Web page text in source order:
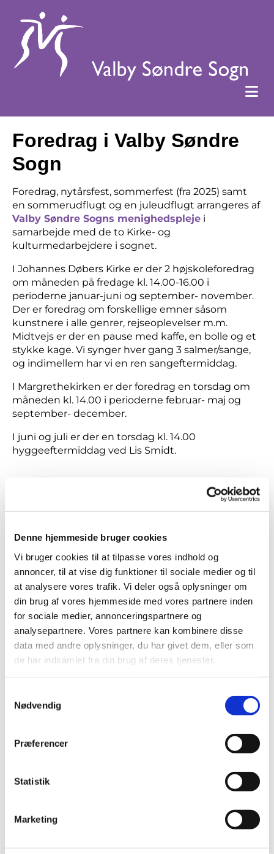
Denne hjemmeside bruger cookies
Vi bruger cookies til at tilpasse vores indhold og
annoncer, til at vise dig funktioner til sociale medier og til
at analysere vores trafik. Vi deler også oplysninger om
din brug af vores hjemmeside med vores partnere inden
for sociale medier, annonceringspartnere og
analysepartnere. Vores partnere kan kombinere disse
data med andre oplysninger, du har givet dem, eller som
de har indsamlet fra din brug af deres tjenester.
Nødvendig
Præferencer
Statistik
Marketing
Foredrag i Valby Søndre
Sogn
Foredrag, nytårsfest, sommerfest (fra 2025) samt
en sommerudflugt og en juleudflugt arrangeres af
Valby Søndre Sogns menighedspleje i
samarbejde med de to Kirke- og
kulturmedarbejdere i sognet.
I Johannes Døbers Kirke er der 2 højskoleforedrag
om måneden på fredage kl. 14.00-16.00 i
perioderne januar-juni og september- november.
Der er foredrag om forskellige emner såsom
kunstnere i alle genrer, rejseoplevelser m.m.
Midtvejs er der en pause med kaffe, en bolle og et
stykke kage. Vi synger hver gang 3 salmer/sange,
og indimellem har vi en ren sangeftermiddag.
I Margrethekirken er der foredrag en torsdag om
måneden kl. 14.00 i perioderne februar- maj og
september- december.
I juni og juli er der en torsdag kl. 14.00
hyggeeftermiddag ved Lis Smidt.
Kommende
foredrag: